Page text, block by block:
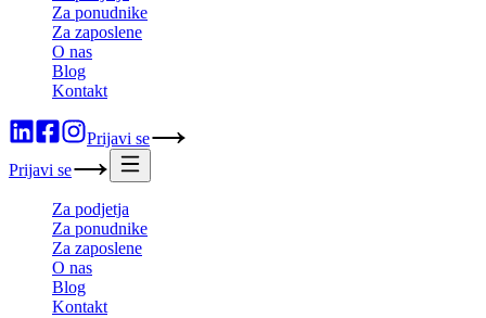
Za ponudnike
Za zaposlene
O nas
Blog
Kontakt
Prijavi se
Prijavi se
Za podjetja
Za ponudnike
Za zaposlene
O nas
Blog
Kontakt